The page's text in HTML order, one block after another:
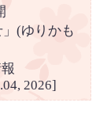
(ゆりかも
2026]